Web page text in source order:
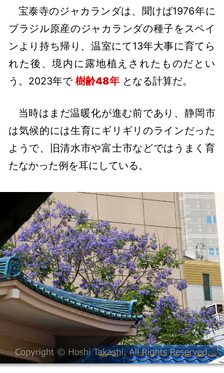
宝泰寺のジャカランダは、聞けば1976年に
ブラジル原産のジャカランダの種子をスペイ
ンより持ち帰り、温室にて13年大事に育てら
れた後、境内に露地植えされたものだとい
う。2023年で樹齢48年 となる計算だ。
当時はまだ温暖化が進む前であり、静岡市
は気候的には生育にギリギリのラインだった
ようで、旧清水市や富士市などではうまく育
たなかった例を耳にしている。